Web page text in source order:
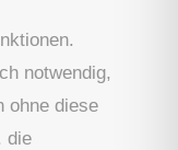
notwendig,
ohne diese
die